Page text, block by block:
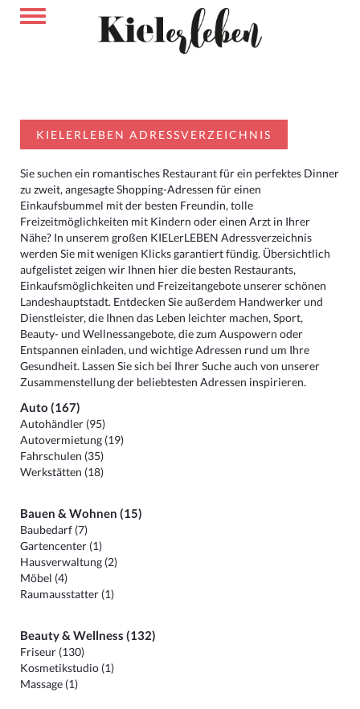
KIELERLEBEN ADRESSVERZEICHNIS
Sie suchen ein romantisches Restaurant für ein perfektes Dinner
zu zweit, angesagte Shopping-Adressen für einen
Einkaufsbummel mit der besten Freundin, tolle
Freizeitmöglichkeiten mit Kindern oder einen Arzt in Ihrer
Nähe? In unserem großen KIELerLEBEN Adressverzeichnis
werden Sie mit wenigen Klicks garantiert fündig. Übersichtlich
aufgelistet zeigen wir Ihnen hier die besten Restaurants,
Einkaufsmöglichkeiten und Freizeitangebote unserer schönen
Landeshauptstadt. Entdecken Sie außerdem Handwerker und
Dienstleister, die Ihnen das Leben leichter machen, Sport,
Beauty- und Wellnessangebote, die zum Auspowern oder
Entspannen einladen, und wichtige Adressen rund um Ihre
Gesundheit. Lassen Sie sich bei Ihrer Suche auch von unserer
Zusammenstellung der beliebtesten Adressen inspirieren.
Auto (167)
Autohändler (95)
Autovermietung (19)
Fahrschulen (35)
Werkstätten (18)
Bauen & Wohnen (15)
Baubedarf (7)
Gartencenter (1)
Hausverwaltung (2)
Möbel (4)
Raumausstatter (1)
Beauty & Wellness (132)
Friseur (130)
Kosmetikstudio (1)
Massage (1)